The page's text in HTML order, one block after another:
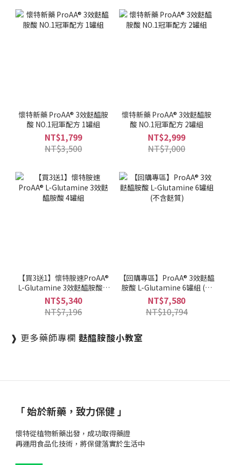
懷特新藥 ProAA® 3效麩醯胺
酸 NO.1冠軍配方 1罐組
NT$1,799
NT$3,500
懷特新藥 ProAA® 3效麩醯胺
酸 NO.1冠軍配方 2罐組
NT$2,999
NT$7,000
【買3送1】懷特胺速ProAA®
L-Glutamine 3效麩醯胺酸 4
罐組
NT$5,340
NT$7,196
【回購專區】ProAA® 3效麩醯
胺酸 L-Glutamine 6罐組 (不
含麩質)
NT$7,580
NT$10,794
❱ 更多藥師專欄 麩醯胺酸小教室
「 始於新藥，致力保健 」
懷特從植物新藥出發，成功取得藥證
再運用食品化技術，將保健落實於生活中